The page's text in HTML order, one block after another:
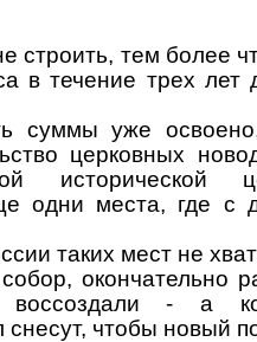
строить, тем более
в течение трех
суммы уже
церковных
исторической
одни места, где с
таких мест не
окончательно
- а
снесут, чтобы новый